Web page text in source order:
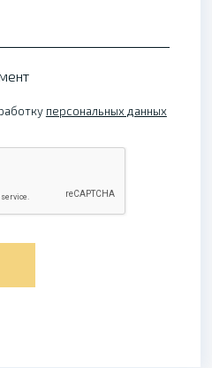
персональных данных